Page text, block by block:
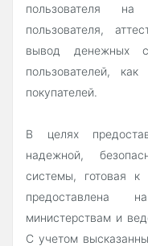
пользователя
пользователя,
вывод денежных
пользователей,
покупателей.
В целях
надежной,
системы, готовая к
предоставлена
министерствам и
С учетом